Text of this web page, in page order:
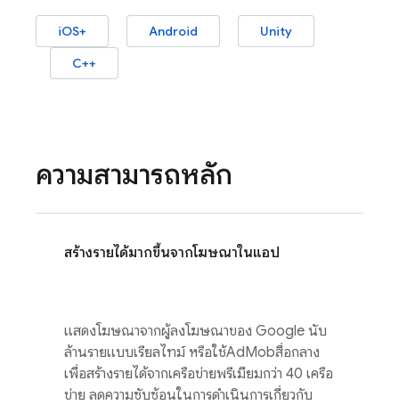
iOS+ Android
Unity
C++
ความสามารถหลัก
สร้างรายได้มากขึ้นจากโฆษณาในแอป
แสดงโฆษณาจากผู้ลงโฆษณาของ Google นับ
ล้านรายแบบเรียลไทม์ หรือใช้AdMobสื่อกลาง
เพื่อสร้างรายได้จากเครือข่ายพรีเมียมกว่า 40 เครือ
ข่าย ลดความซับซ้อนในการดำเนินการเกี่ยวกับ